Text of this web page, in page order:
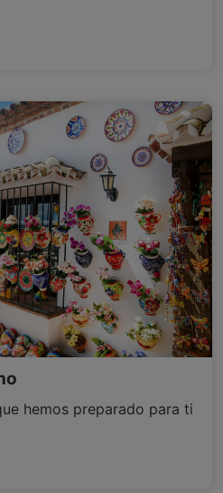
hemos preparado para ti